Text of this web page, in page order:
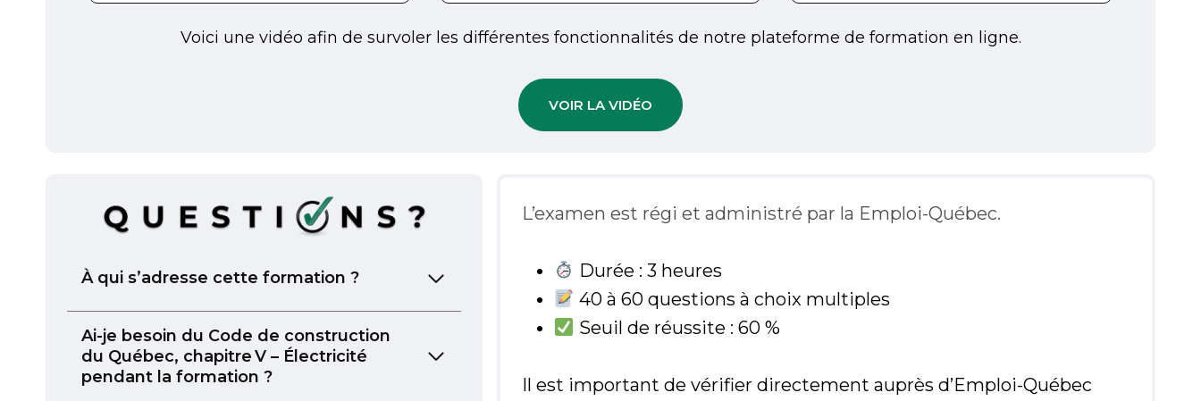
Voici une vidéo afin de survoler les différentes fonctionnalités de notre plateforme de formation en ligne.
VOIR LA VIDÉO
À qui s’adresse cette formation ?
Ai-je besoin du Code de construction
du Québec, chapitre V – Électricité
pendant la formation ?
L’examen est régi et administré par la Emploi-Québec.
Durée : 3 heures
40 à 60 questions à choix multiples
Seuil de réussite : 60 %
Il est important de vérifier directement auprès d’Emploi-Québec